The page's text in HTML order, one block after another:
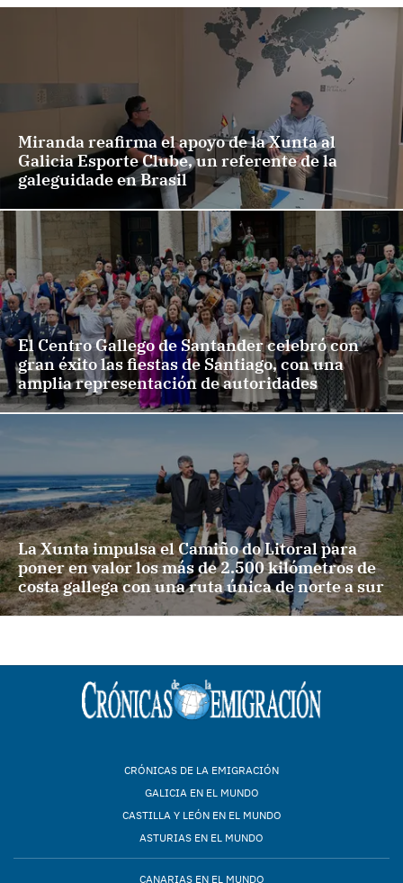
Miranda reafirma el apoyo de la Xunta al
Galicia Esporte Clube, un referente de la
galeguidade en Brasil
El Centro Gallego de Santander celebró con
gran éxito las fiestas de Santiago, con una
amplia representación de autoridades
La Xunta impulsa el Camiño do Litoral para
poner en valor los más de 2.500 kilómetros de
costa gallega con una ruta única de norte a sur
CRÓNICAS DE LA EMIGRACIÓN
GALICIA EN EL MUNDO
CASTILLA Y LEÓN EN EL MUNDO
ASTURIAS EN EL MUNDO
CANARIAS EN EL MUNDO